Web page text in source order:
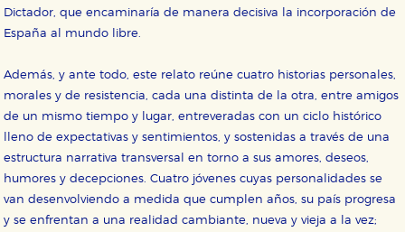
Dictador, que encaminaría de manera decisiva la incorporación de
España al mundo libre.
Además, y ante todo, este relato reúne cuatro historias personales,
morales y de resistencia, cada una distinta de la otra, entre amigos
de un mismo tiempo y lugar, entreveradas con un ciclo histórico
lleno de expectativas y sentimientos, y sostenidas a través de una
estructura narrativa transversal en torno a sus amores, deseos,
humores y decepciones. Cuatro jóvenes cuyas personalidades se
van desenvolviendo a medida que cumplen años, su país progresa
y se enfrentan a una realidad cambiante, nueva y vieja a la vez;